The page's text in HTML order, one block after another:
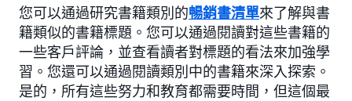
您可以通過研究書籍類別的暢銷書清單來了解與書
籍類似的書籍標題。您可以通過閱讀對這些書籍的
一些客戶評論，並查看讀者對標題的看法來加強學
習。您還可以通過閱讀類別中的書籍來深入探索。
是的，所有這些努力和教育都需要時間，但這個最